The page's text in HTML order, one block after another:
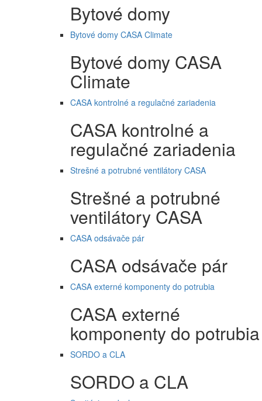
Bytové domy
Bytové domy CASA Climate
Bytové domy CASA
Climate
CASA kontrolné a regulačné zariadenia
CASA kontrolné a
regulačné zariadenia
Strešné a potrubné ventilátory CASA
Strešné a potrubné
ventilátory CASA
CASA odsávače pár
CASA odsávače pár
CASA externé komponenty do potrubia
CASA externé
komponenty do potrubia
SORDO a CLA
SORDO a CLA